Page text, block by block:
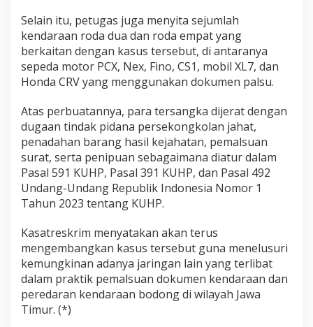
Selain itu, petugas juga menyita sejumlah
kendaraan roda dua dan roda empat yang
berkaitan dengan kasus tersebut, di antaranya
sepeda motor PCX, Nex, Fino, CS1, mobil XL7, dan
Honda CRV yang menggunakan dokumen palsu.
Atas perbuatannya, para tersangka dijerat dengan
dugaan tindak pidana persekongkolan jahat,
penadahan barang hasil kejahatan, pemalsuan
surat, serta penipuan sebagaimana diatur dalam
Pasal 591 KUHP, Pasal 391 KUHP, dan Pasal 492
Undang-Undang Republik Indonesia Nomor 1
Tahun 2023 tentang KUHP.
Kasatreskrim menyatakan akan terus
mengembangkan kasus tersebut guna menelusuri
kemungkinan adanya jaringan lain yang terlibat
dalam praktik pemalsuan dokumen kendaraan dan
peredaran kendaraan bodong di wilayah Jawa
Timur. (*)